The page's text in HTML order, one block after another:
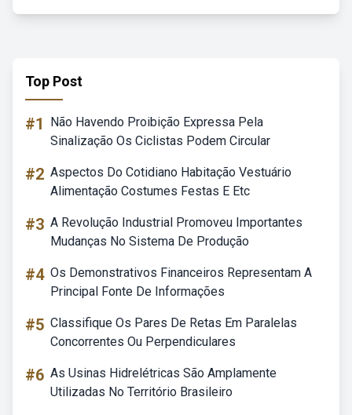
Top Post
#1
Não Havendo Proibição Expressa Pela
Sinalização Os Ciclistas Podem Circular
#2 Aspectos Do Cotidiano Habitação Vestuário
Alimentação Costumes Festas E Etc
#3 A Revolução Industrial Promoveu Importantes
Mudanças No Sistema De Produção
#4 Os Demonstrativos Financeiros Representam A
Principal Fonte De Informações
#5 Classifique Os Pares De Retas Em Paralelas
Concorrentes Ou Perpendiculares
#6 As Usinas Hidrelétricas São Amplamente
Utilizadas No Território Brasileiro